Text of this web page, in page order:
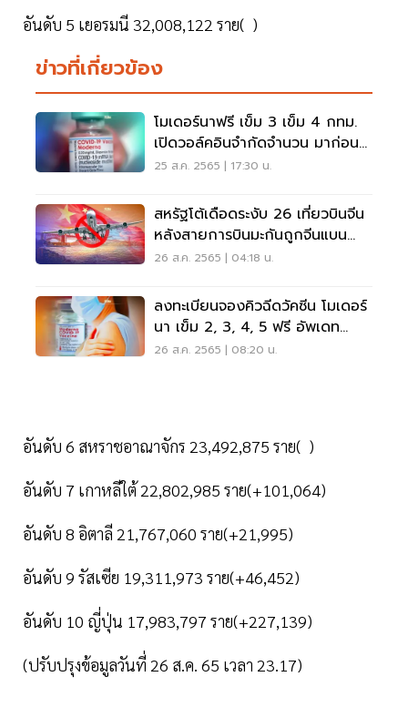
อันดับ 5 เยอรมนี 32,008,122 ราย( )
ข่าวที่เกี่ยวข้อง
โมเดอร์นาฟรี เข็ม 3 เข็ม 4 กทม.
เปิดวอล์คอินจำกัดจำนวน มาก่อนมี
สิทธิ์ก่อน
25 ส.ค. 2565 | 17:30 น.
สหรัฐโต้เดือดระงับ 26 เที่ยวบินจีน
หลังสายการบินมะกันถูกจีนแบน
เพราะโควิด
26 ส.ค. 2565 | 04:18 น.
ลงทะเบียนจองคิวฉีดวัคซีน โมเดอร์
นา เข็ม 2, 3, 4, 5 ฟรี อัพเดท
ล่าสุด
26 ส.ค. 2565 | 08:20 น.
อันดับ 6 สหราชอาณาจักร 23,492,875 ราย( )
อันดับ 7 เกาหลีใต้ 22,802,985 ราย(+101,064)
อันดับ 8 อิตาลี 21,767,060 ราย(+21,995)
อันดับ 9 รัสเซีย 19,311,973 ราย(+46,452)
อันดับ 10 ญี่ปุ่น 17,983,797 ราย(+227,139)
(ปรับปรุงข้อมูลวันที่ 26 ส.ค. 65 เวลา 23.17)